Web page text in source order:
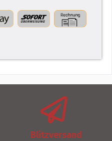
Blitzversand